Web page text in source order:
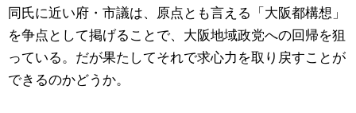
同氏に近い府・市議は、原点とも言える「大阪都構想」
を争点として掲げることで、大阪地域政党への回帰を狙
っている。だが果たしてそれで求心力を取り戻すことが
できるのかどうか。